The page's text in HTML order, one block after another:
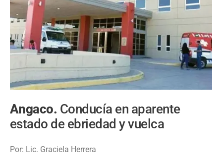
Angaco. Conducía en aparente
estado de ebriedad y vuelca
Por: Lic. Graciela Herrera